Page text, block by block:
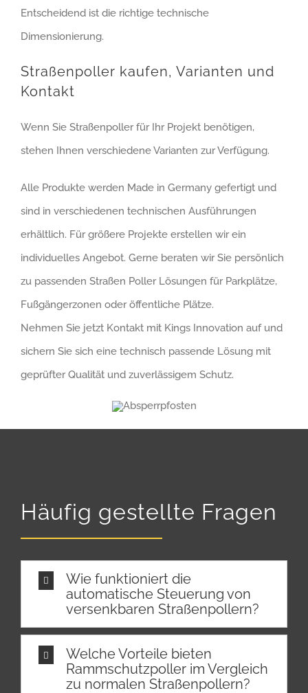
Entscheidend ist die richtige technische
Dimensionierung.
Straßenpoller kaufen, Varianten und
Kontakt
Wenn Sie Straßenpoller für Ihr Projekt benötigen,
stehen Ihnen verschiedene Varianten zur Verfügung.
Alle Produkte werden Made in Germany gefertigt und
sind in verschiedenen technischen Ausführungen
erhältlich. Für größere Projekte erstellen wir ein
individuelles Angebot. Gerne beraten wir Sie persönlich
zu passenden Straßen Poller Lösungen für Parkplätze,
Fußgängerzonen oder öffentliche Plätze.
Nehmen Sie jetzt Kontakt mit Kings Innovation auf und
sichern Sie sich eine technisch passende Lösung mit
geprüfter Qualität und zuverlässigem Schutz.
Häufig gestellte Fragen
Wie funktioniert die
automatische Steuerung von
versenkbaren Straßenpollern?
Welche Vorteile bieten
Rammschutzpoller im Vergleich
zu normalen Straßenpollern?